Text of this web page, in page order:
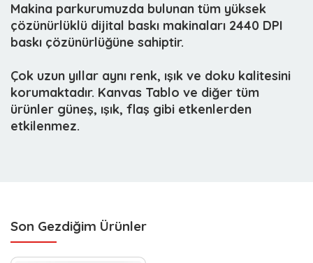
Makina parkurumuzda bulunan tüm yüksek
çözünürlüklü dijital baskı makinaları 2440 DPI
baskı çözünürlüğüne sahiptir.
Çok uzun yıllar aynı renk, ışık ve doku kalitesini
korumaktadır. Kanvas Tablo ve diğer tüm
ürünler güneş, ışık, flaş gibi etkenlerden
etkilenmez.
Son Gezdiğim Ürünler